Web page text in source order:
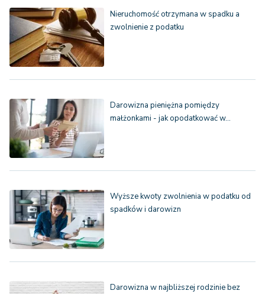
Nieruchomość otrzymana w spadku a
zwolnienie z podatku
Darowizna pieniężna pomiędzy
małżonkami - jak opodatkować w…
Wyższe kwoty zwolnienia w podatku od
spadków i darowizn
Darowizna w najbliższej rodzinie bez